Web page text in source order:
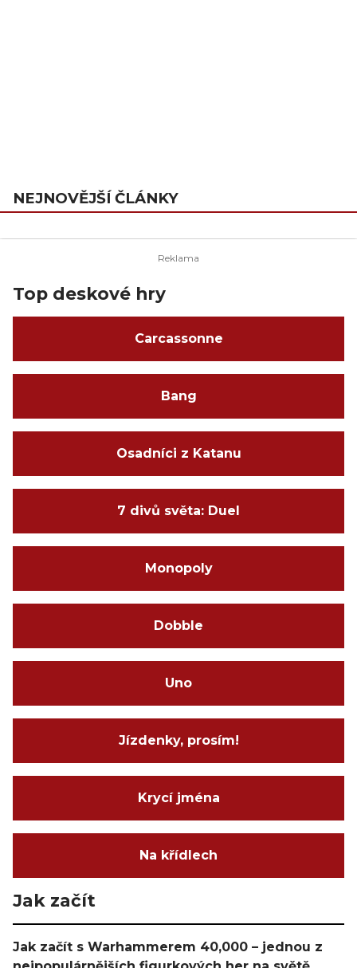
NEJNOVĚJŠÍ ČLÁNKY
Top deskové hry
Carcassonne
Bang
Osadníci z Katanu
7 divů světa: Duel
Monopoly
Dobble
Uno
Jízdenky, prosím!
Krycí jména
Na křídlech
Jak začít
Jak začít s Warhammerem 40,000 – jednou z